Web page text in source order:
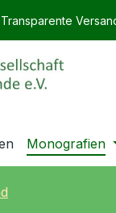
springen
Transparente
Monografien